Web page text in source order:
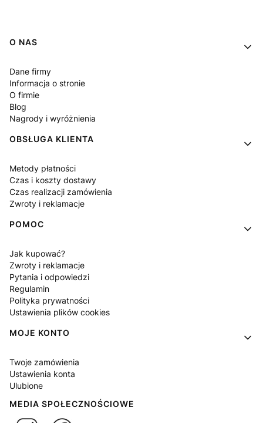
Linki w stopce
O NAS
Dane firmy
Informacja o stronie
O firmie
Blog
Nagrody i wyróżnienia
OBSŁUGA KLIENTA
Metody płatności
Czas i koszty dostawy
Czas realizacji zamówienia
Zwroty i reklamacje
POMOC
Jak kupować?
Zwroty i reklamacje
Pytania i odpowiedzi
Regulamin
Polityka prywatności
Ustawienia plików cookies
MOJE KONTO
Twoje zamówienia
Ustawienia konta
Ulubione
MEDIA SPOŁECZNOŚCIOWE